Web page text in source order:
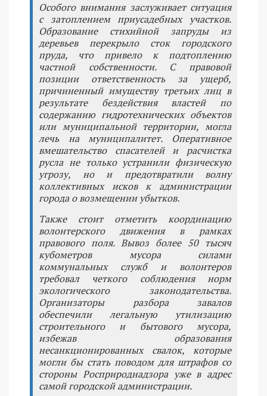
Особого внимания заслуживает ситуация
с затоплением приусадебных участков.
Образование стихийной запруды из
деревьев перекрыло сток городского
пруда, что привело к подтоплению
частной собственности. С правовой
позиции ответственность за ущерб,
причиненный имуществу третьих лиц в
результате бездействия властей по
содержанию гидротехнических объектов
или муниципальной территории, могла
лечь на муниципалитет. Оперативное
вмешательство спасателей и расчистка
русла не только устранили физическую
угрозу, но и предотвратили волну
коллективных исков к администрации
города о возмещении убытков.
Также стоит отметить координацию
волонтерского движения в рамках
правового поля. Вывоз более 50 тысяч
кубометров мусора силами
коммунальных служб и волонтеров
требовал четкого соблюдения норм
экологического законодательства.
Организаторы разбора завалов
обеспечили легальную утилизацию
строительного и бытового мусора,
избежав образования
несанкционированных свалок, которые
могли бы стать поводом для штрафов со
стороны Росприроднадзора уже в адрес
самой городской администрации.